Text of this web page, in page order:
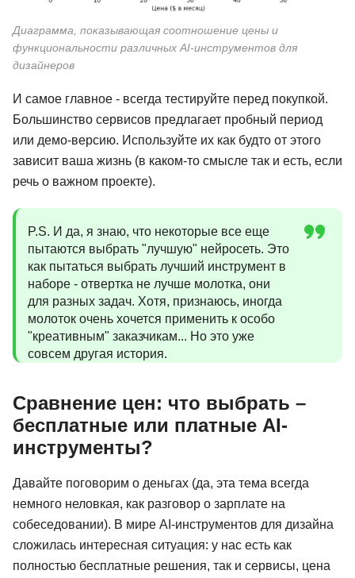
Диаграмма, показывающая соотношение цены и
функциональности различных AI-инструментов для
дизайнеров
И самое главное - всегда тестируйте перед покупкой.
Большинство сервисов предлагает пробный период
или демо-версию. Используйте их как будто от этого
зависит ваша жизнь (в каком-то смысле так и есть, если
речь о важном проекте).
P.S. И да, я знаю, что некоторые все еще
пытаются выбрать "лучшую" нейросеть. Это
как пытаться выбрать лучший инструмент в
наборе - отвертка не лучше молотка, они
для разных задач. Хотя, признаюсь, иногда
молоток очень хочется применить к особо
"креативным" заказчикам... Но это уже
совсем другая история.
Сравнение цен: что выбрать –
бесплатные или платные AI-
инструменты?
Давайте поговорим о деньгах (да, эта тема всегда
немного неловкая, как разговор о зарплате на
собеседовании). В мире AI-инструментов для дизайна
сложилась интересная ситуация: у нас есть как
полностью бесплатные решения, так и сервисы, цена